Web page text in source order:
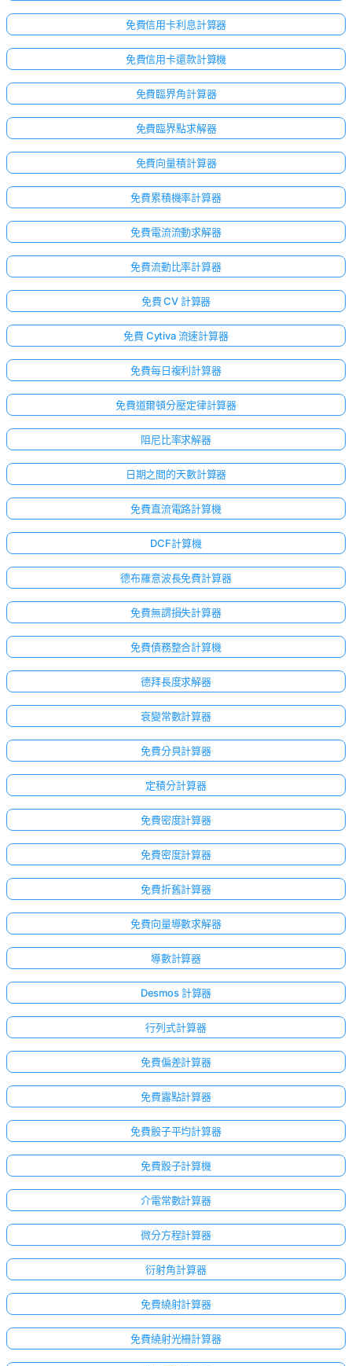
免費信用卡利息計算器
免費信用卡還款計算機
免費臨界角計算器
免費臨界點求解器
免費向量積計算器
免費累積機率計算器
免費電流流動求解器
免費流動比率計算器
免費 CV 計算器
免費 Cytiva 流速計算器
免費每日複利計算器
免費道爾頓分壓定律計算器
阻尼比率求解器
日期之間的天數計算器
免費直流電路計算機
DCF計算機
德布羅意波長免費計算器
免費無謂損失計算器
免費債務整合計算機
德拜長度求解器
衰變常數計算器
免費分貝計算器
定積分計算器
免費密度計算器
免費密度計算器
免費折舊計算器
免費向量導數求解器
導數計算器
Desmos 計算器
行列式計算器
免費偏差計算器
免費露點計算器
免費骰子平均計算器
免費骰子計算機
介電常數計算器
微分方程計算器
衍射角計算器
免費繞射計算器
免費繞射光柵計算器